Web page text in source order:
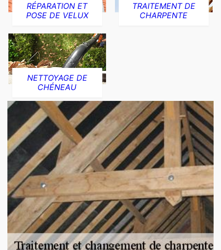
RÉPARATION ET
POSE DE VELUX
TRAITEMENT DE
CHARPENTE
NETTOYAGE DE
CHÉNEAU